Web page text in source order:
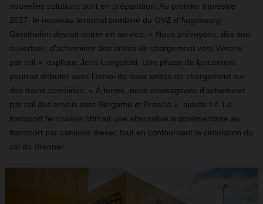
nouvelles solutions sont en préparation. Au premier trimestre
2027, le nouveau terminal combiné du GVZ d’Augsbourg-
Gersthofen devrait entrer en service. « Nous prévoyons, dès son
ouverture, d’acheminer des unités de chargement vers Vérone
par rail », explique Jens Lengefeld. Une phase de lancement
pourrait débuter avec l’envoi de deux unités de chargement sur
des trains combinés. « À terme, nous envisageons d’acheminer
par rail des envois vers Bergame et Brescia », ajoute-t-il. Le
transport ferroviaire offrirait une alternative supplémentaire au
transport par camions diesel, tout en contournant la circulation du
col du Brenner.